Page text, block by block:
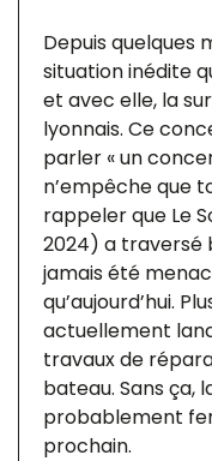
Depuis quelques
situation inédite
et avec elle, la
lyonnais. Ce
parler « un
n’empêche que
rappeler que Le
2024) a traversé
jamais été
qu’aujourd’hui.
actuellement
travaux de
bateau. Sans ça,
probablement
prochain.